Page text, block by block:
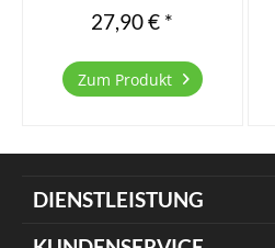
Acryltastenbeläge zu
empfehlen. Für
geeignet, da die Tasten
ohne Licht schneller
cm
27,90 € *
Zum Produkt
DIENSTLEISTUNG